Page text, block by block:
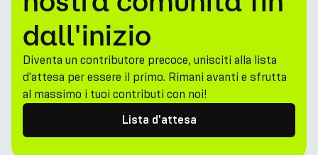
dall'inizio
Diventa un contributore precoce, unisciti alla lista
d'attesa per essere il primo. Rimani avanti e sfrutta
al massimo i tuoi contributi con noi!
Lista d'attesa